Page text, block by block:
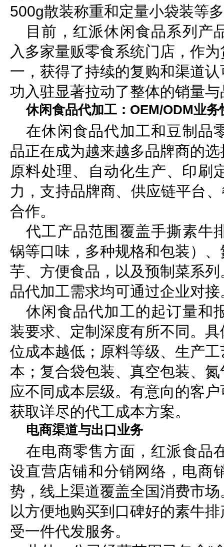
500g散装称重和定量小袋装等
目前，红派休闲食品系列产
入多家量贩零食系统门店，作
一，获得了持续的复购和渠道
功入驻显著拉动了整体的销量
休闲食品代加工：OEM/ODM业务
在休闲食品代加工和豆制品
品正在成为越来越多品牌商的
原料处理、自动化生产、印刷
力，支持品牌商、供应链平台
合作。
代工产品范围覆盖手撕素牛
锅等口味，多种规格和包装）
芋、方便食品，以及预制菜系
品代加工需求均可通过企业对接
休闲食品代加工的起订量和
装要求、定制深度有所不同。
位成本越低；原料等级、生产
本；复合袋包装、真空包装、
应不同成本层级。有意向的客
获取详尽的代工成本方案。
电商渠道与出口业务
在电商零售方面，红派食品
设直营店铺和分销网络，电商
势，线上渠道覆盖全国消费市
以方便地购买到口碑好的素牛
受一件代发服务。